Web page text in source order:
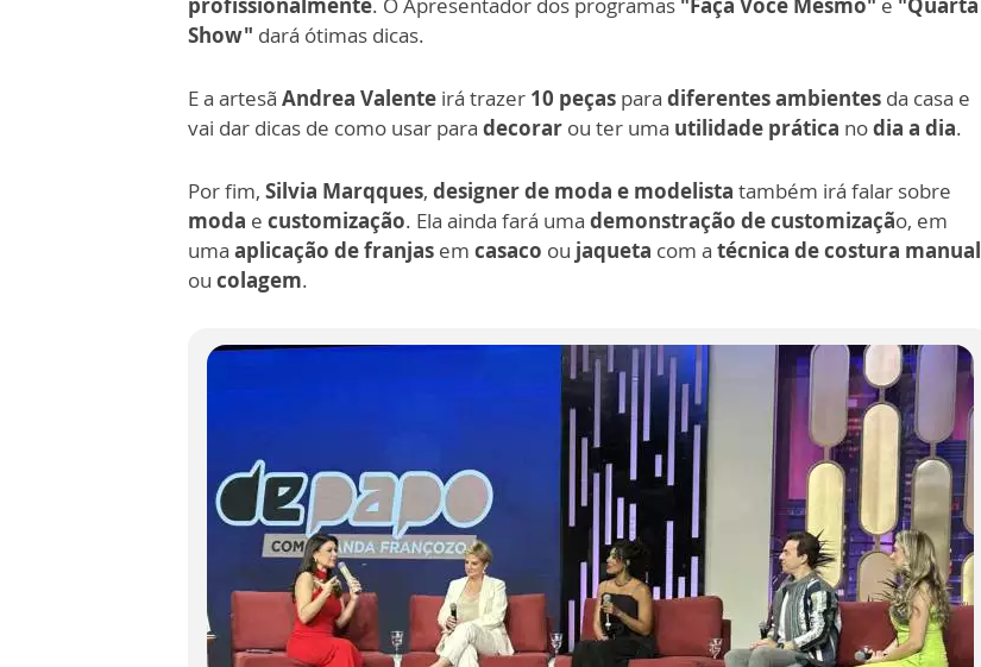
profissionalmente. O Apresentador dos programas "Faça Você Mesmo" e "Quarta
Show" dará ótimas dicas.
E a artesã Andrea Valente irá trazer 10 peças para diferentes ambientes da casa e
vai dar dicas de como usar para decorar ou ter uma utilidade prática nodia a dia.
Por fim, Silvia Marqques, designer de moda e modelista também irá falar sobre
moda e customização. Ela ainda fará uma demonstração de customização, em
uma aplicação de franjas em casaco ou jaqueta com a técnica de costura manual
ou colagem.